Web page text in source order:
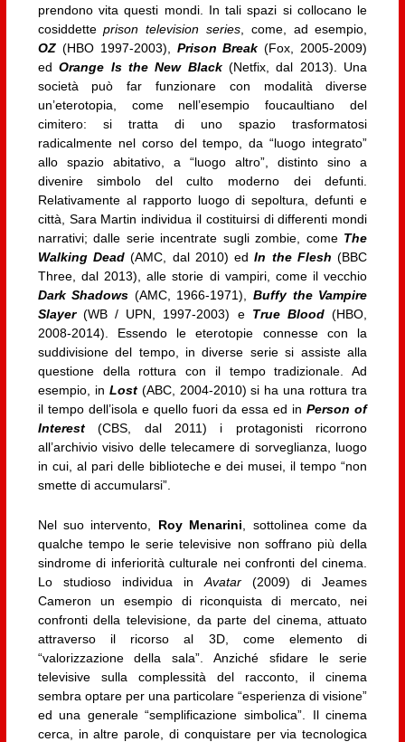
prendono vita questi mondi. In tali spazi si collocano le
cosiddetteprison television series, come, ad esempio,
OZ(HBO 1997-2003), Prison Break (Fox, 2005-2009)
edOrange Is the New Black(Netfix, dal 2013). Una
società può far funzionare con modalità diverse
un’eterotopia, come nell’esempio foucaultiano del
cimitero: si tratta di uno spazio trasformatosi
radicalmente nel corso del tempo, da “luogo integrato”
allo spazio abitativo, a “luogo altro”, distinto sino a
divenire simbolo del culto moderno dei defunti.
Relativamente al rapporto luogo di sepoltura, defunti e
città, Sara Martin individua il costituirsi di differenti mondi
narrativi; dalle serie incentrate sugli zombie, come The
Walking Dead (AMC, dal 2010) edIn the Flesh (BBC
Three, dal 2013), alle storie di vampiri, come il vecchio
Dark Shadows (AMC, 1966-1971),Buffy the Vampire
Slayer(WB / UPN, 1997-2003) e True Blood (HBO,
2008-2014). Essendo le eterotopie connesse con la
suddivisione del tempo, in diverse serie si assiste alla
questione della rottura con il tempo tradizionale. Ad
esempio, in Lost (ABC, 2004-2010) si ha una rottura tra
il tempo dell’isola e quello fuori da essa ed inPerson of
Interest(CBS, dal 2011) i protagonisti ricorrono
all’archivio visivo delle telecamere di sorveglianza, luogo
in cui, al pari delle biblioteche e dei musei, il tempo “non
smette di accumularsi”.
Nel suo intervento, Roy Menarini , sottolinea come da
qualche tempo le serie televisive non soffrano più della
sindrome di inferiorità culturale nei confronti del cinema.
Lo studioso individua inAvatar (2009) di Jeames
Cameron un esempio di riconquista di mercato, nei
confronti della televisione, da parte del cinema, attuato
attraverso il ricorso al 3D, come elemento di
“valorizzazione della sala”. Anziché sfidare le serie
televisive sulla complessità del racconto, il cinema
sembra optare per una particolare “esperienza di visione”
ed una generale “semplificazione simbolica”. Il cinema
cerca, in altre parole, di conquistare per via tecnologica